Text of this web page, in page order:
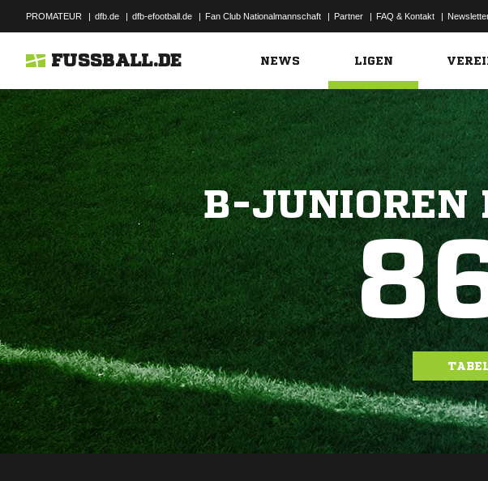
PROMATEUR | dfb.de | dfb-efootball.de | Fan Club Nationalmannschaft | Partner | FAQ & Kontakt |
FUSSBALL.DE NEWS LIGEN
B-JUNIOREN